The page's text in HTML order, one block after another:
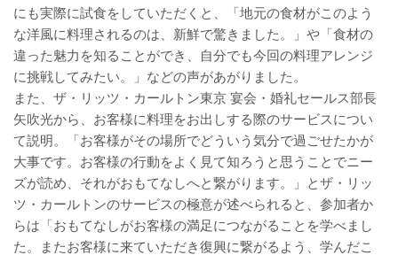
にも実際に試食をしていただくと、「地元の食材がこのよう
な洋風に料理されるのは、新鮮で驚きました。」や「食材の
違った魅力を知ることができ、自分でも今回の料理アレンジ
に挑戦してみたい。」などの声があがりました。
また、ザ・リッツ・カールトン東京 宴会・婚礼セールス部長
矢吹光から、お客様に料理をお出しする際のサービスについ
て説明。「お客様がその場所でどういう気分で過ごせたかが
大事です。お客様の行動をよく見て知ろうと思うことでニー
ズが読め、それがおもてなしへと繋がります。」とザ・リッ
ツ・カールトンのサービスの極意が述べられると、参加者か
らは「おもてなしがお客様の満足につながることを学べまし
た。またお客様に来ていただき復興に繋がるよう、学んだこ